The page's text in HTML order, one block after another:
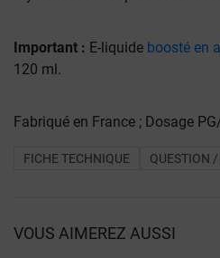
Important : E-liquide boosté en
120 ml.
Fabriqué en France ; Dosage
FICHE TECHNIQUE QUESTION
VOUS AIMEREZ AUSSI